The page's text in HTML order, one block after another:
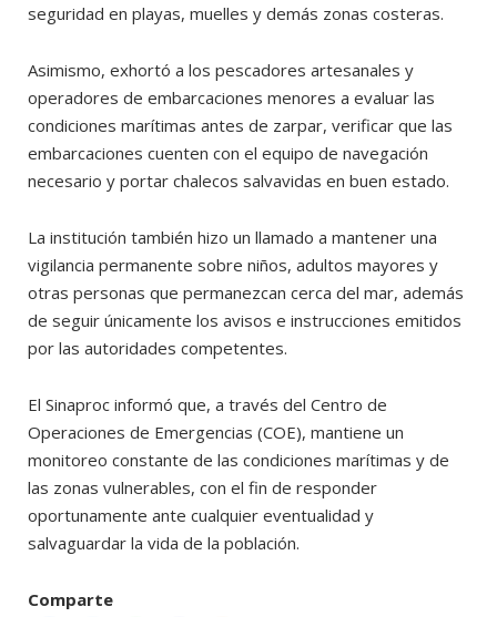
seguridad en playas, muelles y demás zonas costeras.
Asimismo, exhortó a los pescadores artesanales y
operadores de embarcaciones menores a evaluar las
condiciones marítimas antes de zarpar, verificar que las
embarcaciones cuenten con el equipo de navegación
necesario y portar chalecos salvavidas en buen estado.
La institución también hizo un llamado a mantener una
vigilancia permanente sobre niños, adultos mayores y
otras personas que permanezcan cerca del mar, además
de seguir únicamente los avisos e instrucciones emitidos
por las autoridades competentes.
El Sinaproc informó que, a través del Centro de
Operaciones de Emergencias (COE), mantiene un
monitoreo constante de las condiciones marítimas y de
las zonas vulnerables, con el fin de responder
oportunamente ante cualquier eventualidad y
salvaguardar la vida de la población.
Comparte